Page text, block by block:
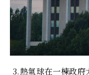
3.熱氣球在一棟政